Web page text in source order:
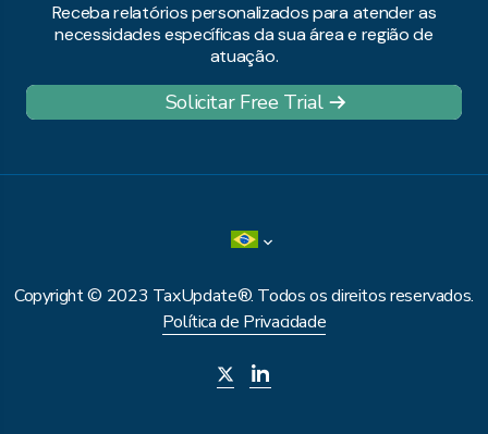
Receba relatórios personalizados para atender as
necessidades específicas da sua área e região de
atuação.
Solicitar Free Trial
Copyright © 2023 TaxUpdate®. Todos os direitos reservados.
Política de Privacidade